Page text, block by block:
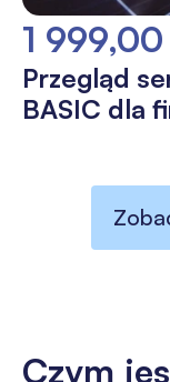
1 999,00
Przegląd
BASIC dla
Czym